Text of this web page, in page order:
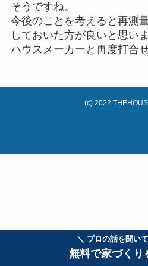
＼ プロの話を聞い
無料で家づくり
そうですね。
今後のことを考えると再測
しておいた方が良いと思い
ハウスメーカーと再度打合せ
(c) 2022